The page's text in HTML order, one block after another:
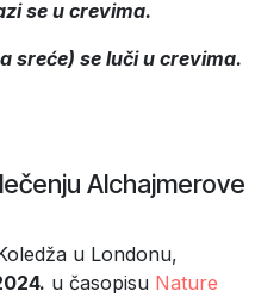
se u crevima.
sreće) se luči u crevima.
Alchajmerove
u Londonu,
u časopisu Nature